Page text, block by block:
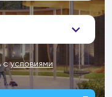
сусловиями